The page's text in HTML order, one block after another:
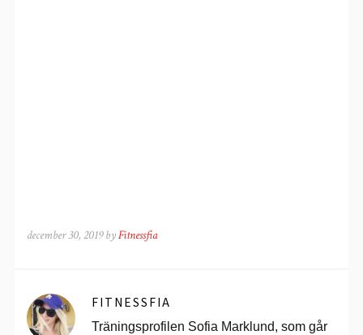
december 30, 2019 byFitnessfia
FITNESSFIA
Träningsprofilen Sofia Marklund, som går